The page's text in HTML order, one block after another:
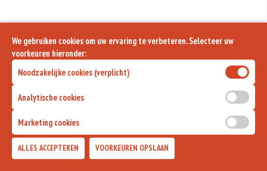
We gebruiken cookies om uw ervaring te verbeteren. Selecteer uw
voorkeuren hieronder:
Noodzakelijke cookies (verplicht)
Analytische cookies
Marketing cookies
ALLES ACCEPTEREN VOORKEUREN OPSLAAN